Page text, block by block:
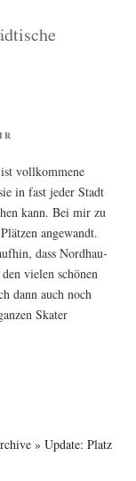
voll­kom­me­ne
in fast jeder Stadt
kann. Bei mir zu
ange­wandt.
dass Nord­hau­
vie­len schö­nen
dann auch noch
Ska­ter
» Update: Platz